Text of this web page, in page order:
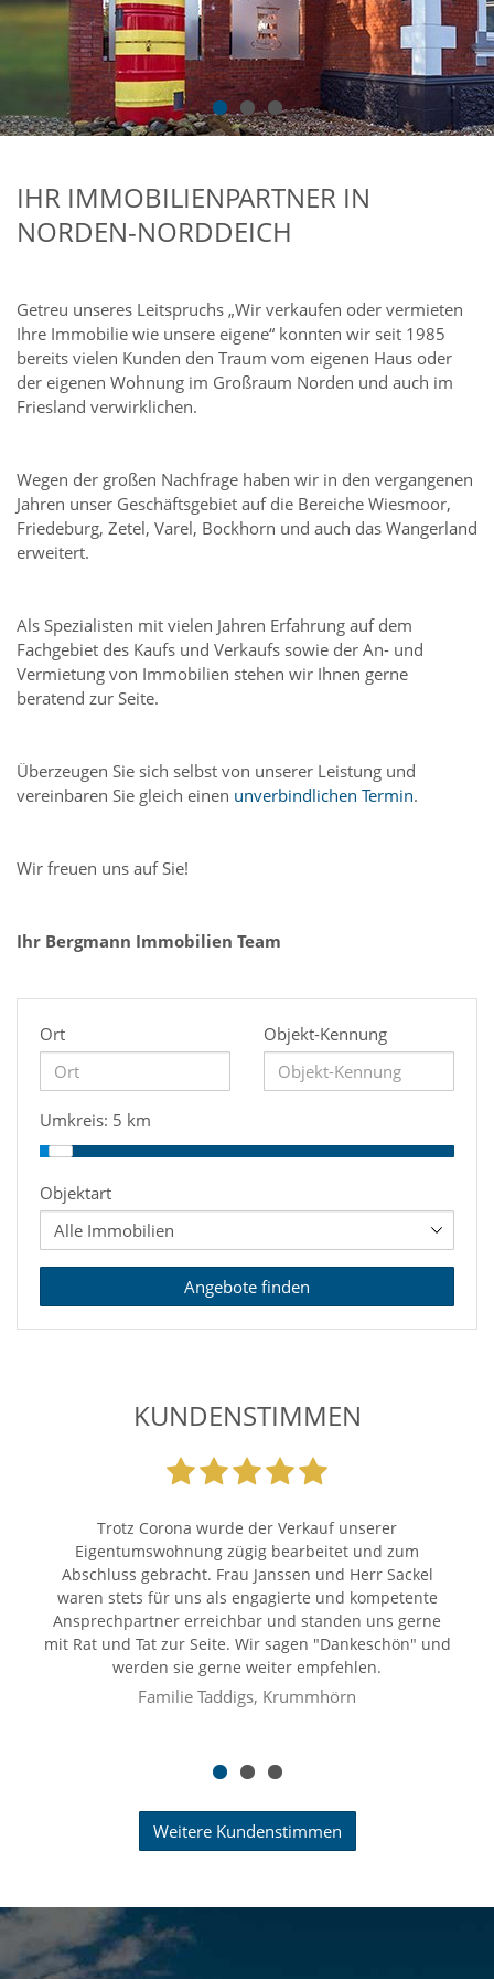
IHR IMMOBILIENPARTNER IN
NORDEN-NORDDEICH
Getreu unseres Leitspruchs „Wir verkaufen oder vermieten
Ihre Immobilie wie unsere eigene“ konnten wir seit 1985
bereits vielen Kunden den Traum vom eigenen Haus oder
der eigenen Wohnung im Großraum Norden und auch im
Friesland verwirklichen.
Wegen der großen Nachfrage haben wir in den vergangenen
Jahren unser Geschäftsgebiet auf die Bereiche Wiesmoor,
Friedeburg, Zetel, Varel, Bockhorn und auch das Wangerland
erweitert.
Als Spezialisten mit vielen Jahren Erfahrung auf dem
Fachgebiet des Kaufs und Verkaufs sowie der An- und
Vermietung von Immobilien stehen wir Ihnen gerne
beratend zur Seite.
Überzeugen Sie sich selbst von unserer Leistung und
vereinbaren Sie gleich einen unverbindlichen Termin.
Wir freuen uns auf Sie!
Ihr Bergmann Immobilien Team
Ort Objekt-Kennung
Umkreis: 5 km
Objektart
Angebote finden
KUNDENSTIMMEN
Trotz Corona wurde der Verkauf unserer
Eigentumswohnung zügig bearbeitet und zum
Abschluss gebracht. Frau Janssen und Herr Sackel
waren stets für uns als engagierte und kompetente
Ansprechpartner erreichbar und standen uns gerne
mit Rat und Tat zur Seite. Wir sagen "Dankeschön" und
werden sie gerne weiter empfehlen.
Familie Taddigs, Krummhörn
Achim Meyer, Norden
Laura Motalis, Hage
Weitere Kundenstimmen